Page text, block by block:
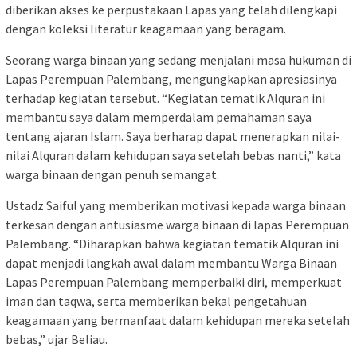
diberikan akses ke perpustakaan Lapas yang telah dilengkapi
dengan koleksi literatur keagamaan yang beragam.
Seorang warga binaan yang sedang menjalani masa hukuman di
Lapas Perempuan Palembang, mengungkapkan apresiasinya
terhadap kegiatan tersebut. “Kegiatan tematik Alquran ini
membantu saya dalam memperdalam pemahaman saya
tentang ajaran Islam. Saya berharap dapat menerapkan nilai-
nilai Alquran dalam kehidupan saya setelah bebas nanti,” kata
warga binaan dengan penuh semangat.
Ustadz Saiful yang memberikan motivasi kepada warga binaan
terkesan dengan antusiasme warga binaan di lapas Perempuan
Palembang. “Diharapkan bahwa kegiatan tematik Alquran ini
dapat menjadi langkah awal dalam membantu Warga Binaan
Lapas Perempuan Palembang memperbaiki diri, memperkuat
iman dan taqwa, serta memberikan bekal pengetahuan
keagamaan yang bermanfaat dalam kehidupan mereka setelah
bebas,” ujar Beliau.